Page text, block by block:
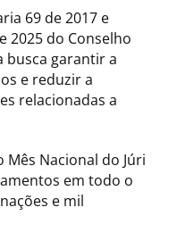
69 de 2017 e
2025 do Conselho
busca garantir a
e reduzir a
relacionadas a
Nacional do Júri
em todo o
e mil